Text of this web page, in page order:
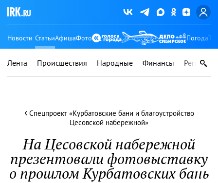
Новости СтатьиАфишаФото Погода
Лента Происшествия Народные Финансы Регионы
‹Спецпроект «Курбатовские бани и благоустройство
Цесовской набережной»
На Цесовской набережной
презентовали фотовыставку
о прошлом Курбатовских бань